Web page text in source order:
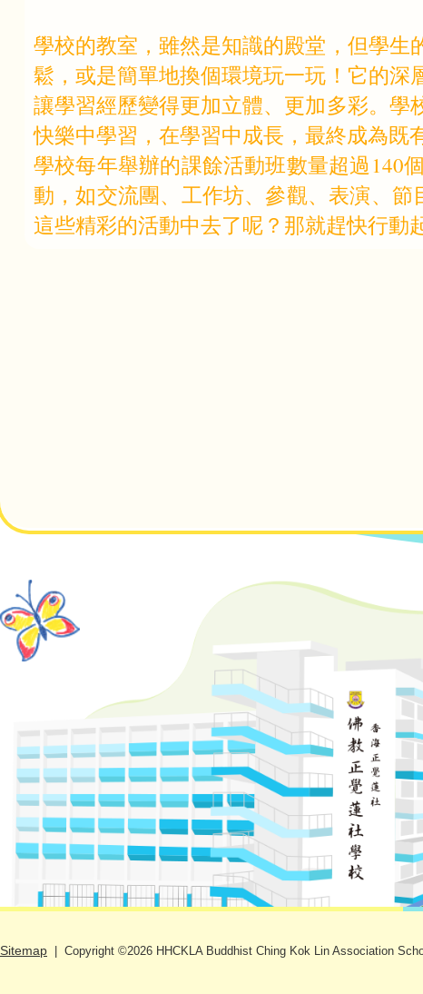
學校的教室，雖然是知識的殿堂，但學
鬆，或是簡單地換個環境玩一玩！它的深
讓學習經歷變得更加立體、更加多彩。
快樂中學習，在學習中成長，最終成為既
學校每年舉辦的課餘活動班數量超過140
動，如交流團、工作坊、參觀、表演、
這些精彩的活動中去了呢？那就趕快行動
navigation
Sitemap | Copyright ©2026 HHCKLA Buddhist Ching Kok Lin Association